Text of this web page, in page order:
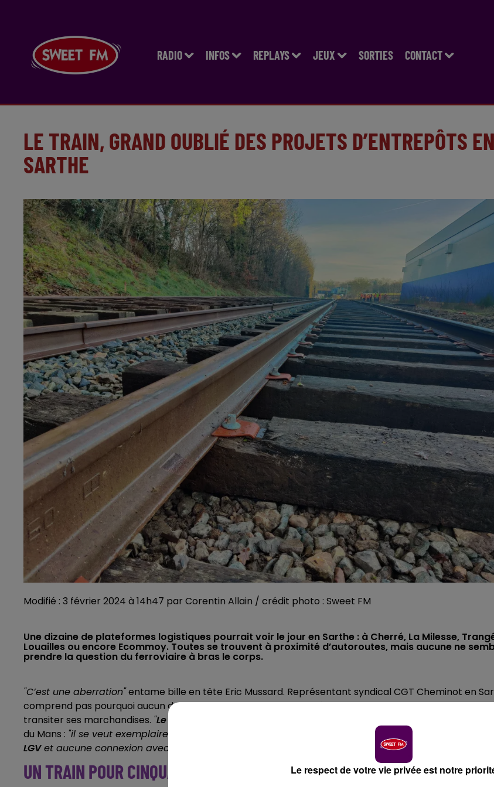
RADIO INFOS REPLAYS JEUX SORTIES CONTACT
LE TRAIN, GRAND OUBLIÉ DES PROJETS D’ENTREPÔTS EN
SARTHE
Modifié : 3 février 2024 à 14h47 par Corentin Allain / crédit photo : Sweet FM
Une dizaine de plateformes logistiques pourrait voir le jour en Sarthe : à Cherré, La Milesse,
Louailles ou encore Ecommoy. Toutes se trouvent à proximité d’autoroutes, mais aucune ne
prendre la question du ferroviaire à bras le corps.
"C’est une aberration"entame bille en tête Eric Mussard. Représentant syndical CGT Cheminot en
comprend pas pourquoi aucun des porteurs de projets d’entrepôts logistiques n’envisage le rail pour
transiter ses marchandises. "Le plus absurde, c’est celui de la Milesse
poursuit l’agent de
du Mans : "il se veut exemplaire sur le plan écologique, mais
il est situé sur l’ancienne base de
LGVet aucune connexion avec le rail n’a été envisagée..."
UN TRAIN POUR CINQUANTE CAMIONS Le respect de votre vie privée est notre